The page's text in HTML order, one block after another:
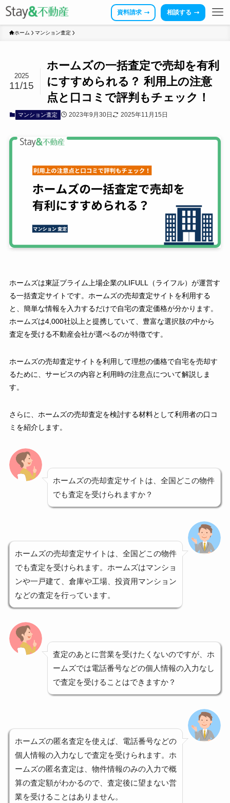
資料請求 相談する
ホーム マンション査定
ホームズの一括査定で売却を有利
にすすめられる？ 利用上の注意
点と口コミで評判もチェック！
2025
11/15
マンション査定 2023年9月30日 2025年11月15日
ホームズは東証プライム上場企業のLIFULL（ライフル）が運営す
る一括査定サイトです。ホームズの売却査定サイトを利用する
と、簡単な情報を入力するだけで自宅の査定価格が分かります。
ホームズは4,000社以上と提携していて、豊富な選択肢の中から
査定を受ける不動産会社が選べるのが特徴です。
ホームズの売却査定サイトを利用して理想の価格で自宅を売却す
るために、サービスの内容と利用時の注意点について解説しま
す。
さらに、ホームズの売却査定を検討する材料として利用者の口コ
ミを紹介します。
ホームズの売却査定サイトは、全国どこの物件
でも査定を受けられますか？
ホームズの売却査定サイトは、全国どこの物件
でも査定を受けられます。ホームズはマンショ
ンや一戸建て、倉庫や工場、投資用マンション
などの査定を行っています。
査定のあとに営業を受けたくないのですが、ホ
ームズでは電話番号などの個人情報の入力なし
で査定を受けることはできますか？
ホームズの匿名査定を使えば、電話番号などの
個人情報の入力なしで査定を受けられます。ホ
ームズの匿名査定は、物件情報のみの入力で概
算の査定額がわかるので、査定後に望まない営
業を受けることはありません。